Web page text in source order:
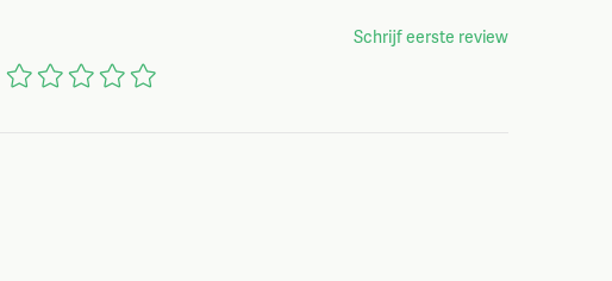
Schrijf eerste review